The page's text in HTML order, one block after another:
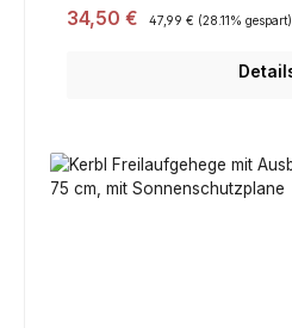
Verkaufspreis:
34,50 € Regulärer Preis:
47,99 € (28.11% gespart)